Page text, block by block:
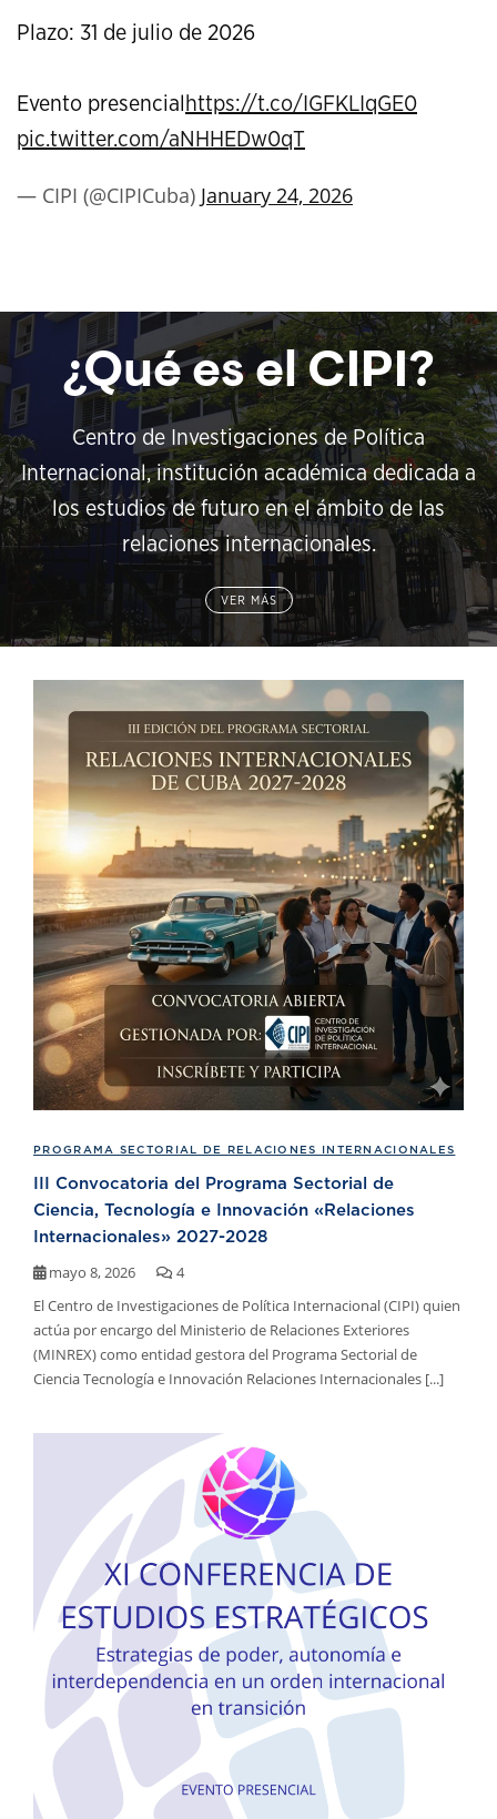
Plazo: 31 de julio de 2026
Evento presencial https://t.co/IGFKLIqGE0
pic.twitter.com/aNHHEDw0qT
— CIPI (@CIPICuba) January 24, 2026
¿Qué es el CIPI?
Centro de Investigaciones de Política
Internacional, institución académica dedicada a
los estudios de futuro en el ámbito de las
relaciones internacionales.
VER MÁS
PROGRAMA SECTORIAL DE RELACIONES INTERNACIONALES
III Convocatoria del Programa Sectorial de
Ciencia, Tecnología e Innovación «Relaciones
Internacionales» 2027-2028
mayo 8, 2026
4
El Centro de Investigaciones de Política Internacional (CIPI) quien
actúa por encargo del Ministerio de Relaciones Exteriores
(MINREX) como entidad gestora del Programa Sectorial de
Ciencia Tecnología e Innovación Relaciones Internacionales [...]